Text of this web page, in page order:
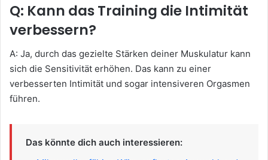
Q: Kann das Training die Intimität
verbessern?
A: Ja, durch das gezielte Stärken deiner Muskulatur kann
sich die Sensitivität erhöhen. Das kann zu einer
verbesserten Intimität und sogar intensiveren Orgasmen
führen.
Das könnte dich auch interessieren: